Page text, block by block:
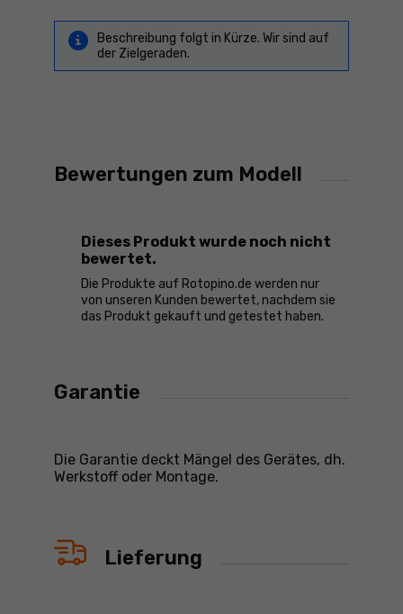
Beschreibung folgt in Kürze. Wir sind auf
der Zielgeraden.
Bewertungen zum Modell
Dieses Produkt wurde noch nicht
bewertet.
Die Produkte auf Rotopino.de werden nur
von unseren Kunden bewertet, nachdem sie
das Produkt gekauft und getestet haben.
Garantie
Die Garantie deckt Mängel des Gerätes, dh.
Werkstoff oder Montage.
Lieferung